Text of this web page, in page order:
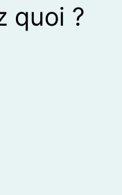
quoi ?